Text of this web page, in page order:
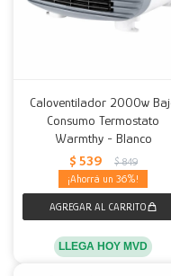
Caloventilador 2000w
Consumo Termostato
Warmthy - Blanco
$ 539 $ 849
36
LLEGA HOY MVD